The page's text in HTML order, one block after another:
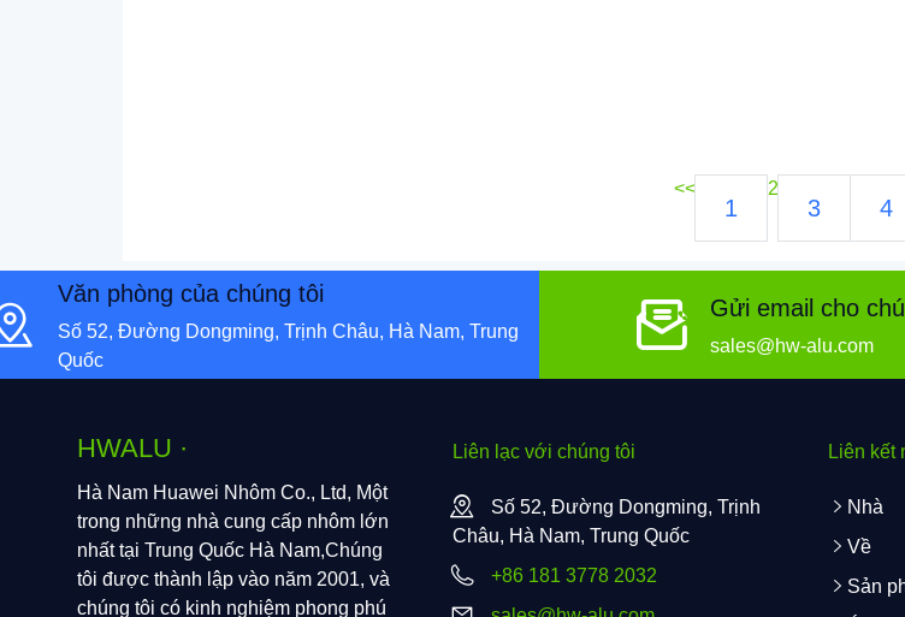
<<
1
2
3 4
Văn phòng của chúng tôi
Số 52, Đường Dongming, Trịnh Châu, Hà Nam, Trung
Quốc
Gửi email cho
sales@hw-alu.com
HWALU ·
Hà Nam Huawei Nhôm Co., Ltd, Một
trong những nhà cung cấp nhôm lớn
nhất tại Trung Quốc Hà Nam,Chúng
tôi được thành lập vào năm 2001, và
chúng tôi có kinh nghiệm phong phú
Liên lạc với chúng tôi
Số 52, Đường Dongming, Trịnh
Châu, Hà Nam, Trung Quốc
+86 181 3778 2032
Liên kết
Nhà
Về
Sản